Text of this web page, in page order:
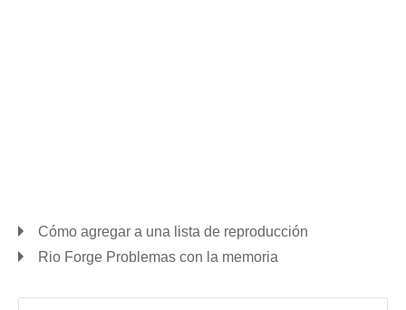
Cómo agregar a una lista de reproducción
Rio Forge Problemas con la memoria